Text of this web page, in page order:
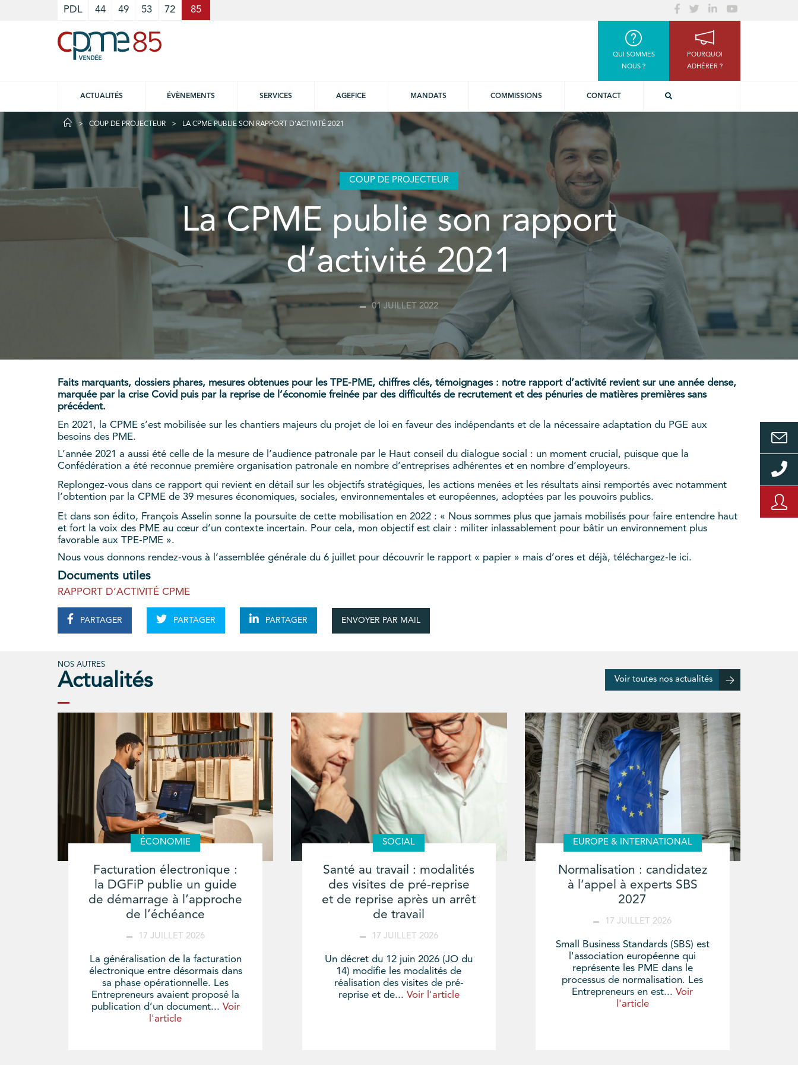
PDL 44 49 53 72 85
QUI SOMMES
NOUS ?
POURQUOI
ADHÉRER ?
ACTUALITÉS ÉVÈNEMENTS SERVICES AGEFICE MANDATS COMMISSIONS CONTACT
COUP DE PROJECTEUR LA CPME PUBLIE SON RAPPORT D’ACTIVITÉ 2021
COUP DE PROJECTEUR
La CPME publie son rapport
d’activité 2021
01 JUILLET 2022
Faits marquants, dossiers phares, mesures obtenues pour les TPE-PME, chiffres clés, témoignages : notre rapport d’activité revient sur une année dense,
marquée par la crise Covid puis par la reprise de l’économie freinée par des difficultés de recrutement et des pénuries de matières premières sans
précédent.
En 2021, la CPME s’est mobilisée sur les chantiers majeurs du projet de loi en faveur des indépendants et de la nécessaire adaptation du PGE aux
besoins des PME.
L’année 2021 a aussi été celle de la mesure de l’audience patronale par le Haut conseil du dialogue social : un moment crucial, puisque que la
Confédération a été reconnue première organisation patronale en nombre d’entreprises adhérentes et en nombre d’employeurs.
Replongez-vous dans ce rapport qui revient en détail sur les objectifs stratégiques, les actions menées et les résultats ainsi remportés avec notamment
l’obtention par la CPME de 39 mesures économiques, sociales, environnementales et européennes, adoptées par les pouvoirs publics.
Et dans son édito, François Asselin sonne la poursuite de cette mobilisation en 2022 : « Nous sommes plus que jamais mobilisés pour faire entendre haut
et fort la voix des PME au cœur d’un contexte incertain. Pour cela, mon objectif est clair : militer inlassablement pour bâtir un environnement plus
favorable aux TPE-PME ».
Nous vous donnons rendez-vous à l’assemblée générale du 6 juillet pour découvrir le rapport « papier » mais d’ores et déjà, téléchargez-le ici.
Documents utiles
RAPPORT D’ACTIVITÉ CPME
PARTAGER PARTAGER PARTAGER ENVOYER PAR MAIL
NOS AUTRES
Actualités Voir toutes nos actualités
ÉCONOMIE
Facturation électronique :
la DGFiP publie un guide
de démarrage à l’approche
de l’échéance
17 JUILLET 2026
La généralisation de la facturation
électronique entre désormais dans
sa phase opérationnelle. Les
Entrepreneurs avaient proposé la
publication d’un document... Voir
l'article
SOCIAL
Santé au travail : modalités
des visites de pré-reprise
et de reprise après un arrêt
de travail
17 JUILLET 2026
Un décret du 12 juin 2026 (JO du
14) modifie les modalités de
réalisation des visites de pré-
reprise et de... Voir l'article
EUROPE & INTERNATIONAL
Normalisation : candidatez
à l’appel à experts SBS
2027
17 JUILLET 2026
Small Business Standards (SBS) est
l'association européenne qui
représente les PME dans le
processus de normalisation. Les
Entrepreneurs en est...Voir
l'article
Cookies management panel